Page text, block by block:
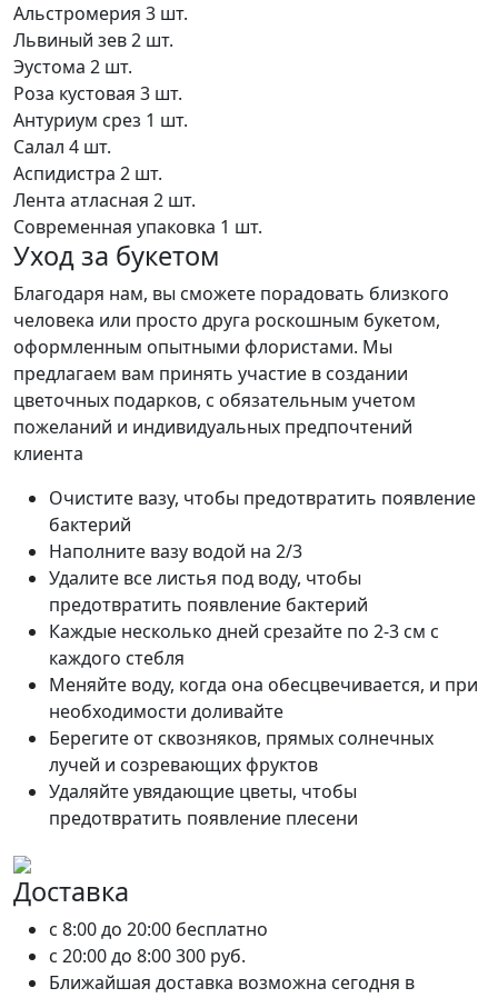
Альстромерия 3 шт.
Львиный зев2 шт.
Эустома 2 шт.
Роза кустовая 3 шт.
Антуриум срез 1 шт.
Салал 4 шт.
Аспидистра 2 шт.
Лента атласная 2 шт.
Современная упаковка 1 шт.
Уход за букетом
Благодаря нам, вы сможете порадовать близкого
человека или просто друга роскошным букетом,
оформленным опытными флористами. Мы
предлагаем вам принять участие в создании
цветочных подарков, с обязательным учетом
пожеланий и индивидуальных предпочтений
клиента
Очистите вазу, чтобы предотвратить появление
бактерий
Наполните вазу водой на 2/3
Удалите все листья под воду, чтобы
предотвратить появление бактерий
Каждые несколько дней срезайте по 2-3 см с
каждого стебля
Меняйте воду, когда она обесцвечивается, и при
необходимости доливайте
Берегите от сквозняков, прямых солнечных
лучей и созревающих фруктов
Удаляйте увядающие цветы, чтобы
предотвратить появление плесени
Доставка
c 8:00 до 20:00 бесплатно
c 20:00 до 8:00300 руб.
Ближайшая доставка возможна сегодня в